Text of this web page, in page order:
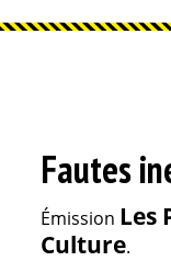
Fautes
Émission Les
Culture.